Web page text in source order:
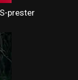
prester